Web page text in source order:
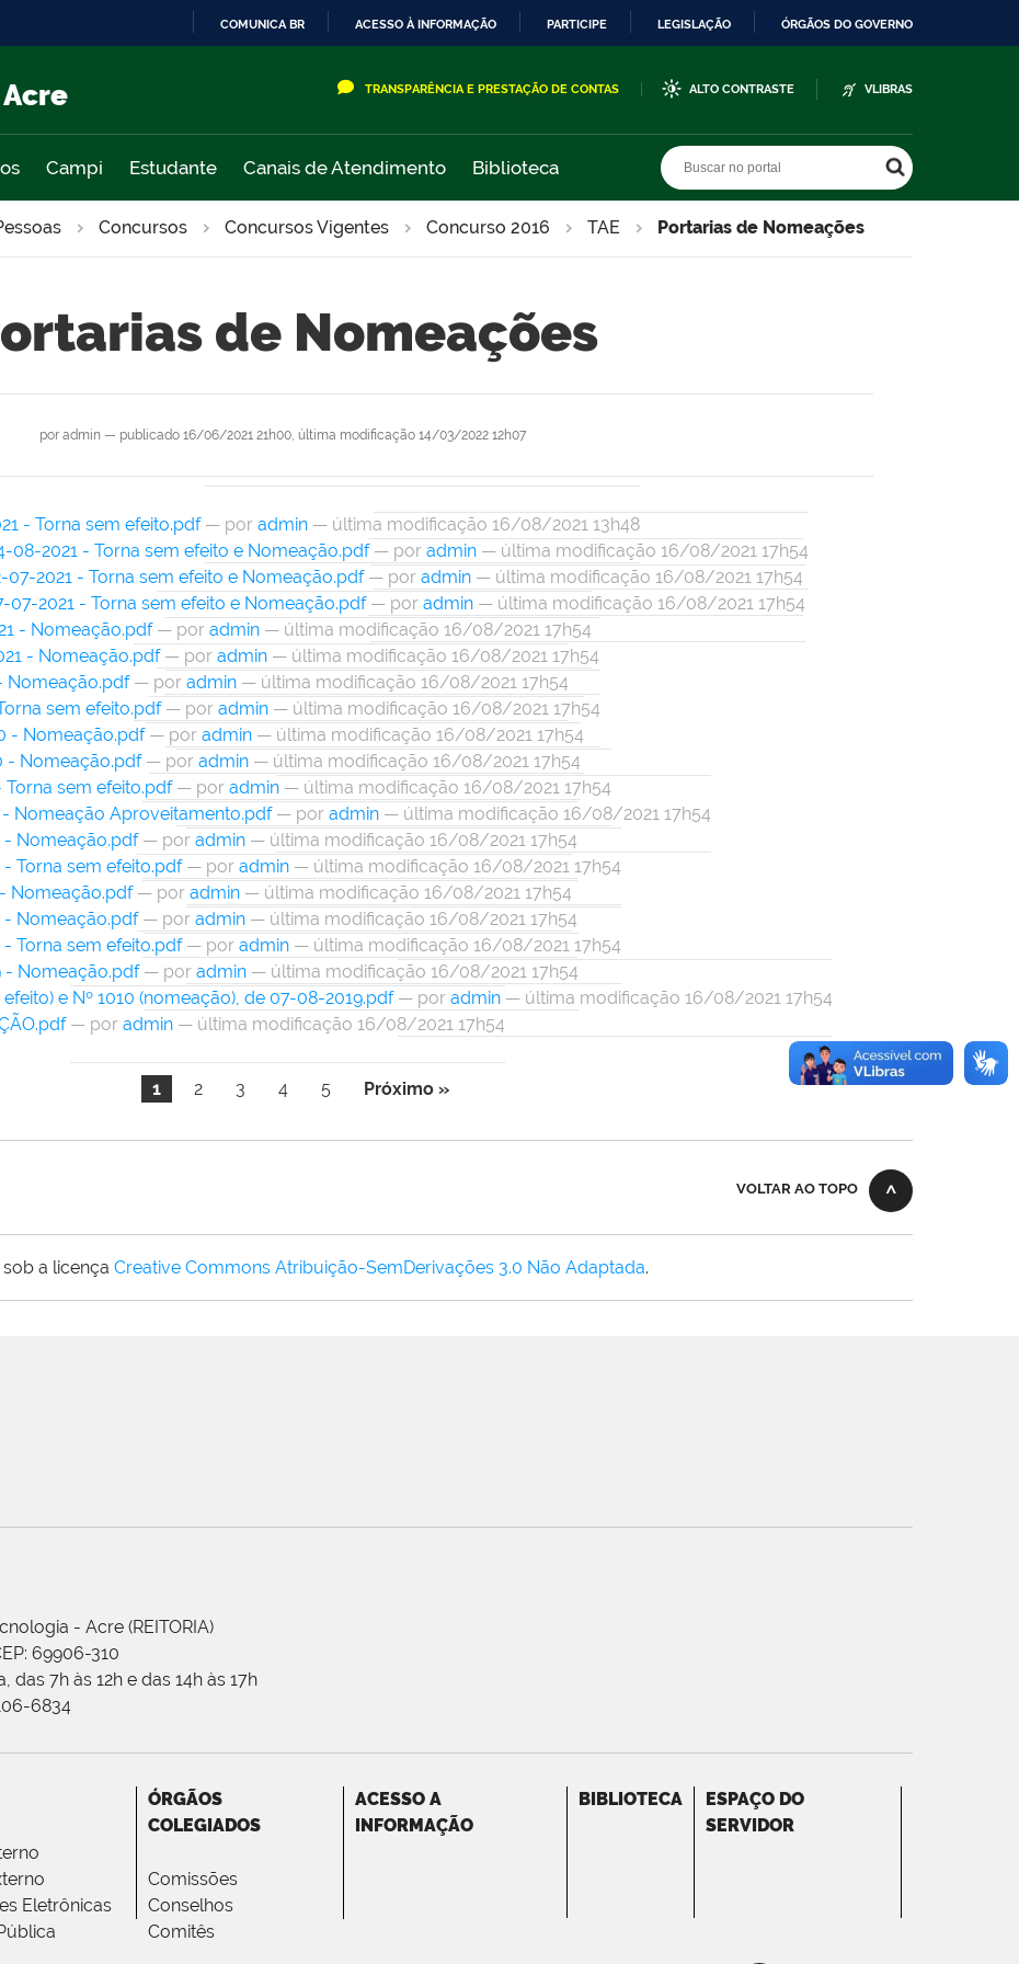
COMUNICA BR ACESSO À INFORMAÇÃO PARTICIPE LEGISLAÇÃO ÓRGÃOS DO GOVERNO
TRANSPARÊNCIA E PRESTAÇÃO DE CONTAS ALTO CONTRASTE VLIBRAS
Campi Estudante Canais de Atendimento Biblioteca
Concursos Concursos Vigentes Concurso 2016 TAE Portarias de Nomeações
de Nomeações
por admin — publicado 16/06/2021 21h00, última modificação 14/03/2022 12h07
- Torna sem efeito.pdf — por admin — última modificação 16/08/2021 13h48
08-2021 - Torna sem efeito e Nomeação.pdf — por admin — última modificação 16/08/2021 17h54
07-2021 - Torna sem efeito e Nomeação.pdf — por admin — última modificação 16/08/2021 17h54
07-2021 - Torna sem efeito e Nomeação.pdf — por admin — última modificação 16/08/2021 17h54
- Nomeação.pdf — por admin — última modificação 16/08/2021 17h54
- Nomeação.pdf — por admin — última modificação 16/08/2021 17h54
Nomeação.pdf — por admin — última modificação 16/08/2021 17h54
sem efeito.pdf — por admin — última modificação 16/08/2021 17h54
- Nomeação.pdf — por admin — última modificação 16/08/2021 17h54
- Nomeação.pdf — por admin — última modificação 16/08/2021 17h54
Torna sem efeito.pdf — por admin — última modificação 16/08/2021 17h54
- Nomeação Aproveitamento.pdf — por admin — última modificação 16/08/2021 17h54
- Nomeação.pdf — por admin — última modificação 16/08/2021 17h54
- Torna sem efeito.pdf — por admin — última modificação 16/08/2021 17h54
- Nomeação.pdf — por admin — última modificação 16/08/2021 17h54
- Nomeação.pdf — por admin — última modificação 16/08/2021 17h54
- Torna sem efeito.pdf — por admin — última modificação 16/08/2021 17h54
- Nomeação.pdf — por admin — última modificação 16/08/2021 17h54
e Nº 1010 (nomeação), de 07-08-2019.pdf — por admin — última modificação 16/08/2021 17h54
— por admin — última modificação 16/08/2021 17h54
1 2 3 4 5 Próximo »
VOLTAR AO TOPO
a licença Creative Commons Atribuição-SemDerivações 3.0 Não Adaptada.
- Acre (REITORIA)
69906-310
7h às 12h e das 14h às 17h
6834
Eletrônicas
ÓRGÃOS
COLEGIADOS
Comissões
Conselhos
Comitês
ACESSO A
INFORMAÇÃO
BIBLIOTECA
ESPAÇO DO
SERVIDOR